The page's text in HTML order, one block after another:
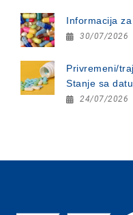
Informacija
30/07/2026
Privremeni/
Stanje sa
24/07/2026